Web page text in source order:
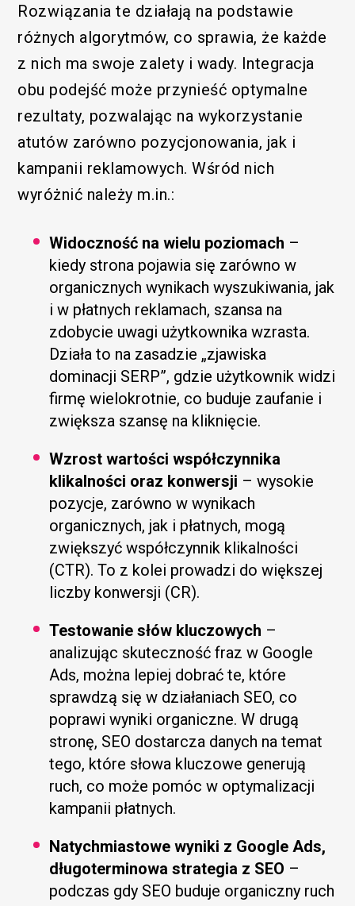
Rozwiązania te działają na podstawie
różnych algorytmów, co sprawia, że każde
z nich ma swoje zalety i wady. Integracja
obu podejść może przynieść optymalne
rezultaty, pozwalając na wykorzystanie
atutów zarówno pozycjonowania, jak i
kampanii reklamowych. Wśród nich
wyróżnić należy m.in.:
Widoczność na wielu poziomach –
kiedy strona pojawia się zarówno w
organicznych wynikach wyszukiwania, jak
i w płatnych reklamach, szansa na
zdobycie uwagi użytkownika wzrasta.
Działa to na zasadzie „zjawiska
dominacji SERP”, gdzie użytkownik widzi
firmę wielokrotnie, co buduje zaufanie i
zwiększa szansę na kliknięcie.
Wzrost wartości współczynnika
klikalności oraz konwersji – wysokie
pozycje, zarówno w wynikach
organicznych, jak i płatnych, mogą
zwiększyć współczynnik klikalności
(CTR). To z kolei prowadzi do większej
liczby konwersji (CR).
Testowanie słów kluczowych –
analizując skuteczność fraz w Google
Ads, można lepiej dobrać te, które
sprawdzą się w działaniach SEO, co
poprawi wyniki organiczne. W drugą
stronę, SEO dostarcza danych na temat
tego, które słowa kluczowe generują
ruch, co może pomóc w optymalizacji
kampanii płatnych.
Natychmiastowe wyniki z Google Ads,
długoterminowa strategia z SEO –
podczas gdy SEO buduje organiczny ruch